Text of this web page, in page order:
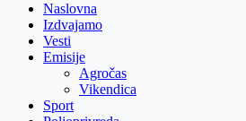
Naslovna
Izdvajamo
Vesti
Emisije
Agročas
Vikendica
Sport